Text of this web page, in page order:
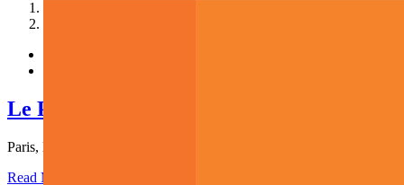
Le Président du CM98 démissionne du
Paris, le 26 avril 2021 NON À LA HIÉRACHISATION
Read More